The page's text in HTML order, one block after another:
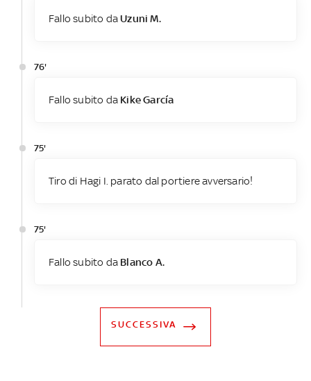
Fallo subito daUzuni M.
76'
Fallo subito da Kike García
75'
Tiro di Hagi I. parato dal portiere avversario!
75'
Fallo subito da Blanco A.
SUCCESSIVA